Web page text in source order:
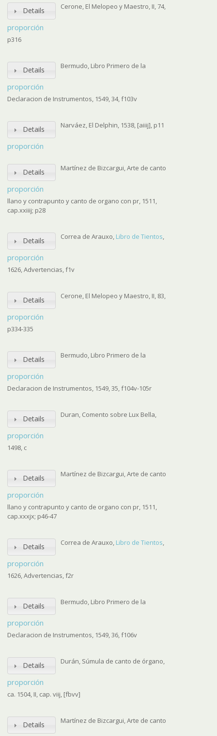
Details
proporción
Cerone, El Melopeo y Maestro, II, 74,
p316
Details
proporción
Bermudo, Libro Primero de la
Declaracion de Instrumentos, 1549, 34, f103v
Details
proporción
Narváez, El Delphin, 1538, [aiiij], p11
Details
proporción
Martínez de Bizcargui, Arte de canto
llano y contrapunto y canto de organo con pr, 1511,
cap.xxiiij; p28
Details
proporción
Correa de Arauxo, Libro de Tientos,
1626, Advertencias, f1v
Details
proporción
Cerone, El Melopeo y Maestro, II, 83,
p334-335
Details
proporción
Bermudo, Libro Primero de la
Declaracion de Instrumentos, 1549, 35, f104v-105r
Details
proporción
Duran, Comento sobre Lux Bella,
1498, c
Details
proporción
Martínez de Bizcargui, Arte de canto
llano y contrapunto y canto de organo con pr, 1511,
cap.xxxjx; p46-47
Details
proporción
Correa de Arauxo, Libro de Tientos,
1626, Advertencias, f2r
Details
proporción
Bermudo, Libro Primero de la
Declaracion de Instrumentos, 1549, 36, f106v
Details
proporción
Durán, Súmula de canto de órgano,
ca. 1504, II, cap. viij, [fbvv]
Details Martínez de Bizcargui, Arte de canto